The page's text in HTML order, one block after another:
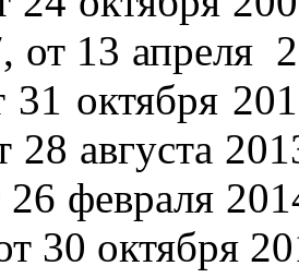
от 13 апреля
октября
августа
февраля
30 октября